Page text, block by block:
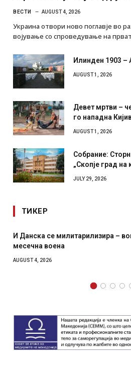
ВЕСТИ AUGUST 4, 2026
Украина отвори ново поглавје во
војување со спроведување на
Илинден 1903
AUGUST 1, 2026
Девет мртви –
го нападна
AUGUST 1, 2026
Собрание:
„Скопје град на
JULY 29, 2026
ТИКЕР
И Данска се милитарилизира –
месечна воена
AUGUST 4, 2026